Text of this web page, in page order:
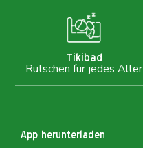
Tikibad
Rutschen für jedes Alter
App herunterladen